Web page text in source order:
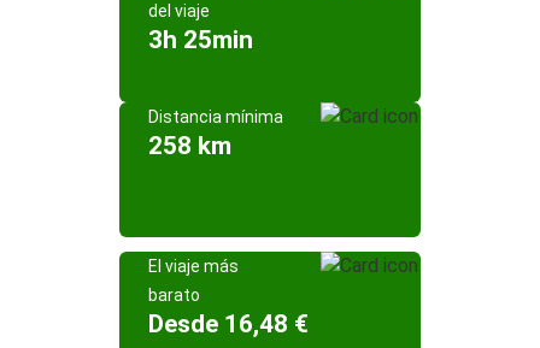
del viaje
3h 25min
Distancia mínima
258 km
El viaje más
barato
Desde 16,48 €